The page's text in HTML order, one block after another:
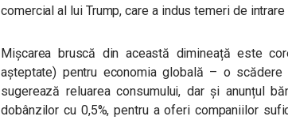
comercial al lui Trump, care a indus temeri de
Mișcarea bruscă din această dimineață este
așteptate) pentru economia globală – o
sugerează reluarea consumului, dar și anunțul
dobânzilor cu 0,5%, pentru a oferi companiilor